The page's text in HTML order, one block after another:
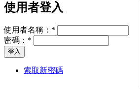
使用者登入
使用者名稱： *
密碼： *
索取新密碼